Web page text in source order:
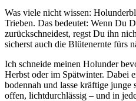
Was viele nicht wissen:
Trieben. Das bedeutet: Wenn Du
zurückschneidest, regst Du ihn
sicherst auch die Blütenernte fürs
Ich schneide meinen Holunder
Herbst oder im Spätwinter. Dabei
bodennah und lasse kräftige
offen, lichtdurchlässig – und in